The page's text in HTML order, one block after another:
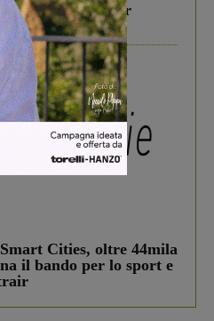
5 idee per far
Cities, oltre 44mila
il bando per lo sport e